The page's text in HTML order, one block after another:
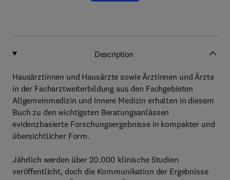
Description
Hausärztinnen und Hausärzte sowie Ärztinnen und Ärzte
in der Facharztweiterbildung aus den Fachgebieten
Allgemeinmedizin und Innere Medizin erhalten in diesem
Buch zu den wichtigsten Beratungsanlässen
evidenzbasierte Forschungsergebnisse in kompakter und
übersichtlicher Form.
Jährlich werden über 20.000 klinische Studien
veröffentlicht, doch die Kommunikation der Ergebnisse